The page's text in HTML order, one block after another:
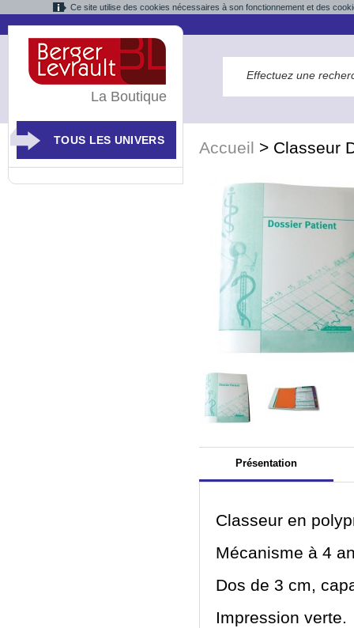
Ce site utilise des cookies nécessaires à son fonctionnement et des
Accueil > Classeur
Présentation
Classeur en
Mécanisme à 4
Dos de 3 cm,
Impression verte.
La Boutique
TOUS LES UNIVERS